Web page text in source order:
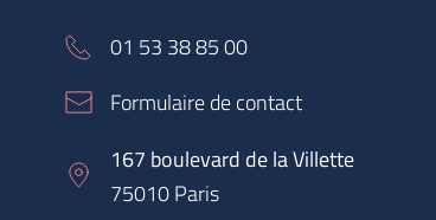
01 53 38 85 00
Formulaire de contact
167 boulevard de la Villette
75010 Paris